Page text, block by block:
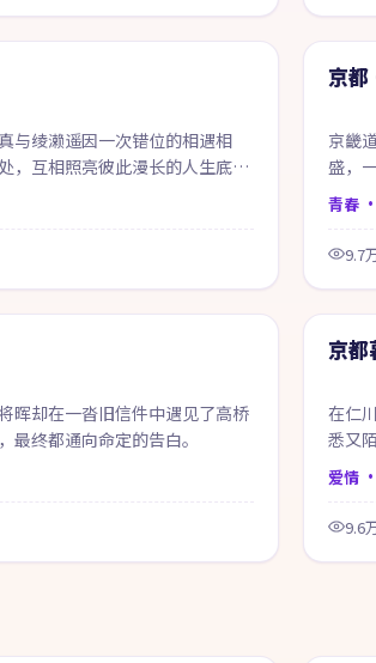
与绫濑遥因一次错位的相遇相
，互相照亮彼此漫长的人生底
精选
京
京畿
盛，
青春
9.7
晖却在一沓旧信件中遇见了高桥
最终都通向命定的告白。
精选
京
在仁
悉又
悄然
爱情
9.6